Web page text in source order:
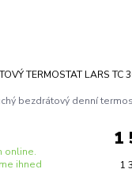
TERMOSTAT LARS TC
bezdrátový denní
1
1
online.
ihned